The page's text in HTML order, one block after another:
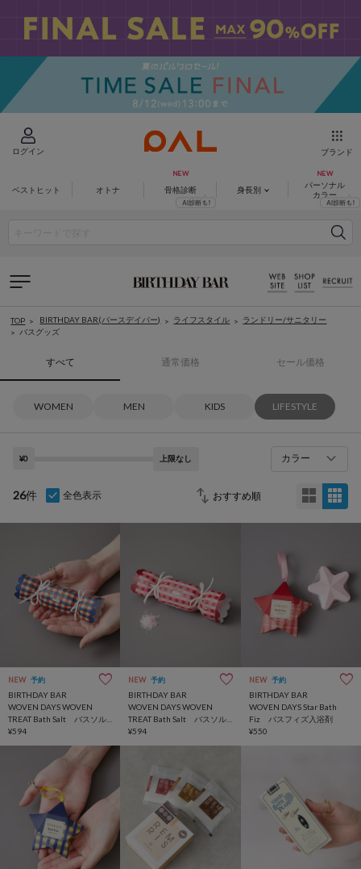
ログイン ブランド
ベストヒット オトナ 骨格診断 身長別
パーソナル
カラー
TOP BIRTHDAY BAR(バースデイバー) ライフスタイル
ランドリー/サニタリー
バスグッズ
すべて 通常価格 セール価格
WOMEN MEN KIDS LIFESTYLE
¥0 上限なし カラー
26件 全色表示
NEW 予約
BIRTHDAY BAR
WOVEN DAYS WOVEN
TREAT Bath Salt バスソル
ト
¥594
NEW 予約
BIRTHDAY BAR
WOVEN DAYS WOVEN
TREAT Bath Salt バスソル
ト
¥594
NEW 予約
BIRTHDAY BAR
WOVEN DAYS Star Bath
Fiz バスフィズ入浴剤
¥550